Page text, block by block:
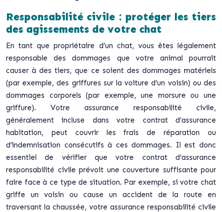
Responsabilité civile : protéger les tiers
des agissements de votre chat
En tant que propriétaire d’un chat, vous êtes légalement
responsable des dommages que votre animal pourrait
causer à des tiers, que ce soient des dommages matériels
(par exemple, des griffures sur la voiture d’un voisin) ou des
dommages corporels (par exemple, une morsure ou une
griffure). Votre assurance responsabilité civile,
généralement incluse dans votre contrat d’assurance
habitation, peut couvrir les frais de réparation ou
d’indemnisation consécutifs à ces dommages. Il est donc
essentiel de vérifier que votre contrat d’assurance
responsabilité civile prévoit une couverture suffisante pour
faire face à ce type de situation. Par exemple, si votre chat
griffe un voisin ou cause un accident de la route en
traversant la chaussée, votre assurance responsabilité civile